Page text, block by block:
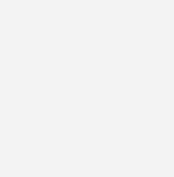
Projekten und Entwicklern, mit
zusammenarbeiten können, und
Anlagen in Europa zu realisieren
geworden.“
die Anteile
scheint und die Anlage groß genug
des Solarstroms so weit, dass sie
Börsenstrompreis voll